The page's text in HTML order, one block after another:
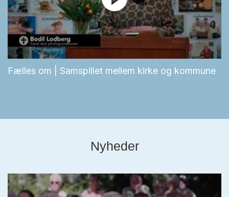
Fælles om | Samspillet mellem kirke og kommune
Nyheder